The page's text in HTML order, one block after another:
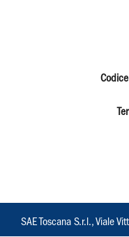
SAE Toscana S.r.l., Viale